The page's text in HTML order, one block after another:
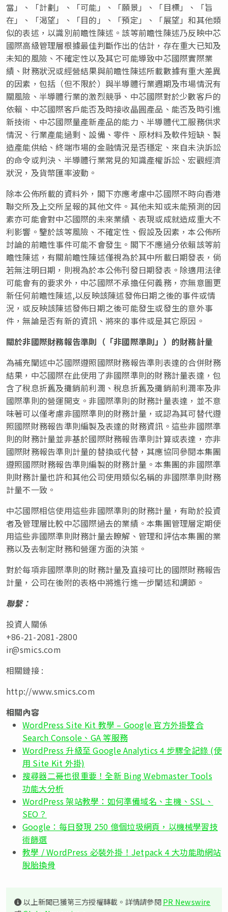
當」、「計劃」、「可能」、「願景」、「目標」、「旨
在」、「渴望」、「目的」、「預定」、「展望」和其他類
似的表述，以識別前瞻性陳述。該等前瞻性陳述乃反映中芯
國際高級管理層根據最佳判斷作出的估計，存在重大已知及
未知的風險、不確定性以及其它可能導致中芯國際實際業
績、財務狀況或經營結果與前瞻性陳述所載數據有重大差異
的因素，包括（但不限於）與半導體行業週期及市場情況有
關風險、半導體行業的激烈競爭、中芯國際對於少數客戶的
依賴、中芯國際客戶能否及時接收晶圓產品、能否及時引進
新技術、中芯國際量產新產品的能力、半導體代工服務供求
情況、行業產能過剩、設備、零件、原材料及軟件短缺、製
造產能供給、終端市場的金融情況是否穩定、來自未決訴訟
的命令或判決、半導體行業常見的知識產權訴訟、宏觀經濟
狀況，及貨幣匯率波動。
除本公佈所載的資料外，閣下亦應考慮中芯國際不時向香港
聯交所及上交所呈報的其他文件。其他未知或未能預測的因
素亦可能會對中芯國際的未來業績、表現或成就造成重大不
利影響。鑒於該等風險、不確定性、假設及因素，本公佈所
討論的前瞻性事件可能不會發生。閣下不應過分依賴該等前
瞻性陳述，有關前瞻性陳述僅視為於其中所載日期發表，倘
若無注明日期，則視為於本公佈刊發日期發表。除適用法律
可能會有的要求外，中芯國際不承擔任何義務，亦無意圖更
新任何前瞻性陳述,以反映該陳述發佈日期之後的事件或情
況，或反映該陳述發佈日期之後可能發生或發生的意外事
件，無論是否有新的資訊、將來的事件或是其它原因。
關於非國際財務報告準則 （「非國際準則」 ） 的財務計量
為補充闡述中芯國際遵照國際財務報告準則表達的合併財務
結果，中芯國際在此使用了非國際準則的財務計量表達，包
含了稅息折舊及攤銷前利潤、稅息折舊及攤銷前利潤率及非
國際準則的營運開支。非國際準則的財務計量表達，並不意
味著可以僅考慮非國際準則的財務計量，或認為其可替代遵
照國際財務報告準則編製及表達的財務資訊。這些非國際準
則的財務計量並非基於國際財務報告準則計算或表達，亦非
國際財務報告準則計量的替換或代替，其應協同參閱本集團
遵照國際財務報告準則編製的財務計量。本集團的非國際準
則財務計量也許和其他公司使用類似名稱的非國際準則財務
計量不一致。
中芯國際相信使用這些非國際準則的財務計量，有助於投資
者及管理層比較中芯國際過去的業績。本集團管理層定期使
用這些非國際準則財務計量去瞭解、管理和評估本集團的業
務以及去制定財務和營運方面的決策。
對於每項非國際準則的財務計量及直接可比的國際財務報告
計量，公司在後附的表格中將進行進一步闡述和調節。
聯繫：
投資人關係
+86-21-2081-2800
ir@smics.com
相關鏈接 :
http://www.smics.com
相關內容
WordPress Site Kit 教學 – Google 官方外掛整合
Search Console、GA 等服務
WordPress 升級至 Google Analytics 4 步驟全記錄 (使
用 Site Kit 外掛)
搜尋器二哥也很重要！全新 Bing Webmaster Tools
功能大分析
WordPress 架站教學：如何準備域名、主機、SSL、
SEO？
Google：每日發現 250 億個垃圾網頁，以機械學習技
術篩選
教學 / WordPress 必裝外掛！Jetpack 4 大功能助網站
脫胎換骨
以上新聞已獲第三方授權轉載。詳情請參閱PR Newswire